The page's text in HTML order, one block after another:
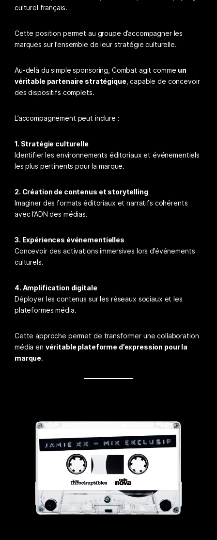
culturel français.
Cette position permet au groupe d’accompagner les
marques sur l’ensemble de leur stratégie culturelle.
Au-delà du simple sponsoring, Combat agit comme un
véritable partenaire stratégique, capable de concevoir
des dispositifs complets.
L’accompagnement peut inclure :
1. Stratégie culturelle
Identifier les environnements éditoriaux et événementiels
les plus pertinents pour la marque.
2. Création de contenus et storytelling
Imaginer des formats éditoriaux et narratifs cohérents
avec l’ADN des médias.
3. Expériences événementielles
Concevoir des activations immersives lors d’événements
culturels.
4. Amplification digitale
Déployer les contenus sur les réseaux sociaux et les
plateformes média.
Cette approche permet de transformer une collaboration
média en véritable plateforme d’expression pour la
marque.